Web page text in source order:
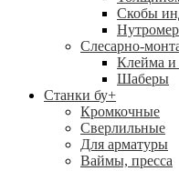
Скобы
Слесарно-
Клейма и
Шаберы
Станки бу+
Кромкочные
Сверлильные
Для арматуры
Ваймы, пресса